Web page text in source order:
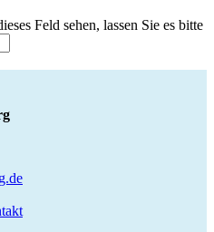
Feld sehen, lassen Sie es bitte